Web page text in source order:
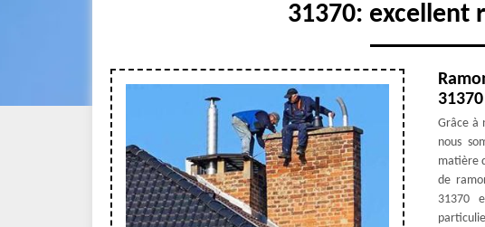
31370: excellent
31370
Grâce à
nous
matière
de
31370